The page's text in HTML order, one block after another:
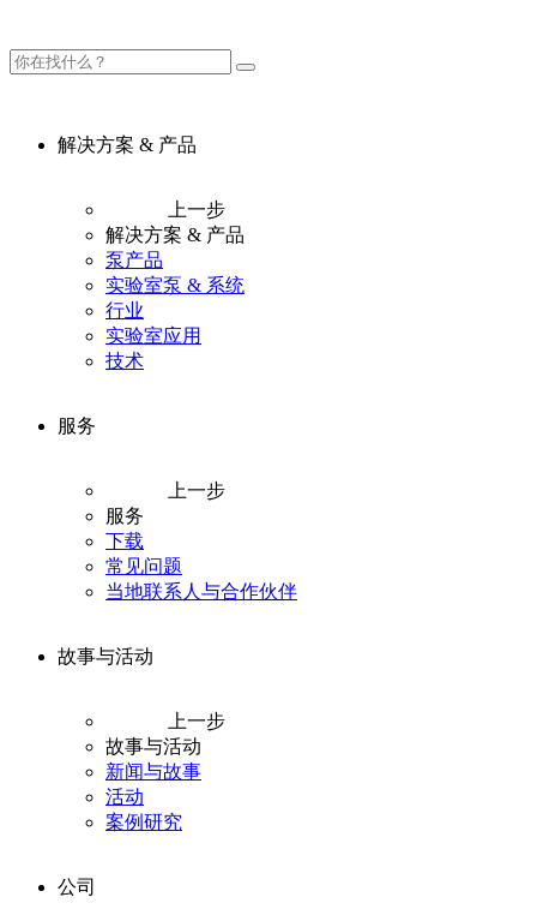
解决方案 & 产品
上一步
解决方案 & 产品
泵产品
实验室泵 & 系统
行业
实验室应用
技术
服务
上一步
服务
下载
常见问题
当地联系人与合作伙伴
故事与活动
上一步
故事与活动
新闻与故事
活动
案例研究
公司